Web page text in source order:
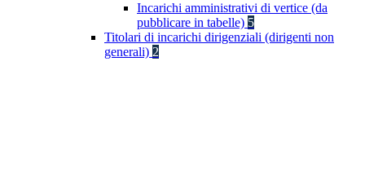
Incarichi amministrativi di vertice (da
pubblicare in tabelle) 5
Titolari di incarichi dirigenziali (dirigenti non
generali) 2